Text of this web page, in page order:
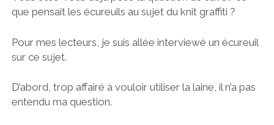
que pensait les écureuils au sujet du knit graffiti ?
Pour mes lecteurs, je suis allée interviewé un écureuil
sur ce sujet.
D’abord, trop affairé à vouloir utiliser la laine, il n’a pas
entendu ma question.